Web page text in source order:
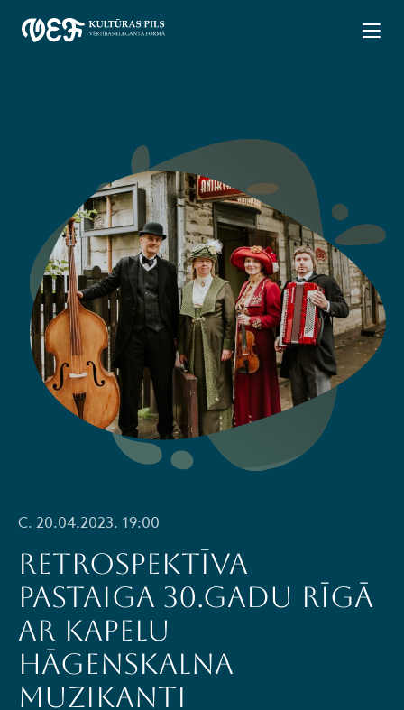
C. 20.04.2023. 19:00
RETROspektīva
pastaiga 30.gadu Rīgā
ar kapelu
HĀGENSKALNA
MUZIKANTI